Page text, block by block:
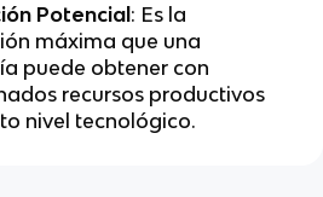
Potencial: Es la
máxima que una
puede obtener con
recursos productivos
nivel tecnológico.